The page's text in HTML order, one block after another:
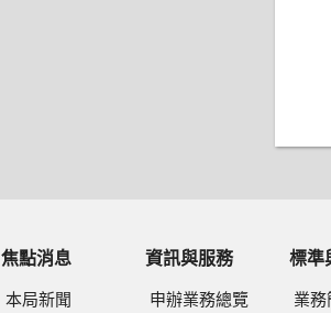
焦點消息
本局新聞
資訊與服務
申辦業務總覽
標準
業務